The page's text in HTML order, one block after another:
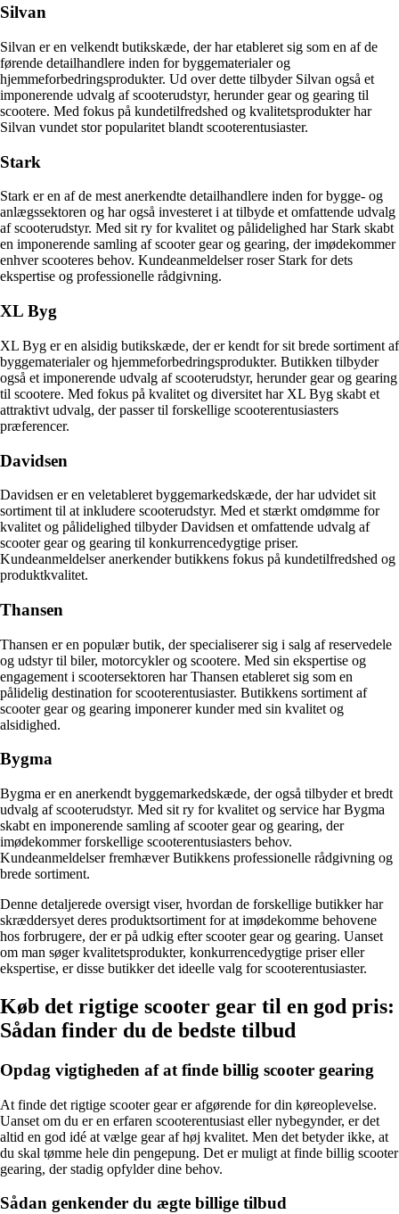
Silvan
Silvan er en velkendt butikskæde, der har etableret sig som en af de
førende detailhandlere inden for byggematerialer og
hjemmeforbedringsprodukter. Ud over dette tilbyder Silvan også et
imponerende udvalg af scooterudstyr, herunder gear og gearing til
scootere. Med fokus på kundetilfredshed og kvalitetsprodukter har
Silvan vundet stor popularitet blandt scooterentusiaster.
Stark
Stark er en af de mest anerkendte detailhandlere inden for bygge- og
anlægssektoren og har også investeret i at tilbyde et omfattende udvalg
af scooterudstyr. Med sit ry for kvalitet og pålidelighed har Stark skabt
en imponerende samling af scooter gear og gearing, der imødekommer
enhver scooteres behov. Kundeanmeldelser roser Stark for dets
ekspertise og professionelle rådgivning.
XL Byg
XL Byg er en alsidig butikskæde, der er kendt for sit brede sortiment af
byggematerialer og hjemmeforbedringsprodukter. Butikken tilbyder
også et imponerende udvalg af scooterudstyr, herunder gear og gearing
til scootere. Med fokus på kvalitet og diversitet har XL Byg skabt et
attraktivt udvalg, der passer til forskellige scooterentusiasters
præferencer.
Davidsen
Davidsen er en veletableret byggemarkedskæde, der har udvidet sit
sortiment til at inkludere scooterudstyr. Med et stærkt omdømme for
kvalitet og pålidelighed tilbyder Davidsen et omfattende udvalg af
scooter gear og gearing til konkurrencedygtige priser.
Kundeanmeldelser anerkender butikkens fokus på kundetilfredshed og
produktkvalitet.
Thansen
Thansen er en populær butik, der specialiserer sig i salg af reservedele
og udstyr til biler, motorcykler og scootere. Med sin ekspertise og
engagement i scootersektoren har Thansen etableret sig som en
pålidelig destination for scooterentusiaster. Butikkens sortiment af
scooter gear og gearing imponerer kunder med sin kvalitet og
alsidighed.
Bygma
Bygma er en anerkendt byggemarkedskæde, der også tilbyder et bredt
udvalg af scooterudstyr. Med sit ry for kvalitet og service har Bygma
skabt en imponerende samling af scooter gear og gearing, der
imødekommer forskellige scooterentusiasters behov.
Kundeanmeldelser fremhæver Butikkens professionelle rådgivning og
brede sortiment.
Denne detaljerede oversigt viser, hvordan de forskellige butikker har
skræddersyet deres produktsortiment for at imødekomme behovene
hos forbrugere, der er på udkig efter scooter gear og gearing. Uanset
om man søger kvalitetsprodukter, konkurrencedygtige priser eller
ekspertise, er disse butikker det ideelle valg for scooterentusiaster.
Køb det rigtige scooter gear til en god pris:
Sådan finder du de bedste tilbud
Opdag vigtigheden af at finde billig scooter gearing
At finde det rigtige scooter gear er afgørende for din køreoplevelse.
Uanset om du er en erfaren scooterentusiast eller nybegynder, er det
altid en god idé at vælge gear af høj kvalitet. Men det betyder ikke, at
du skal tømme hele din pengepung. Det er muligt at finde billig scooter
gearing, der stadig opfylder dine behov.
Sådan genkender du ægte billige tilbud